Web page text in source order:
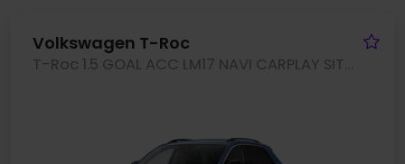
Volkswagen T-Roc
T-Roc 1.5 GOAL ACC LM17 NAVI CARPLAY SITZHEIZUNG